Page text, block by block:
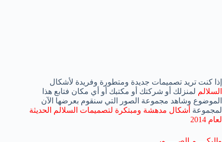
إذا كنت تريد تصميمات جديدة ومتطورة وفريدة لأشكال
السلالم لمنزلك أو شركتك أو مكتبك أو أي مكان فتابع هذا
الموضوع وشاهد مجموعة الصور التي سنقوم بعرضها الآن
لمجموعة أشكال مدهشة ومبتكرة لتصميمات السلالم الحديثة
لعام 2014